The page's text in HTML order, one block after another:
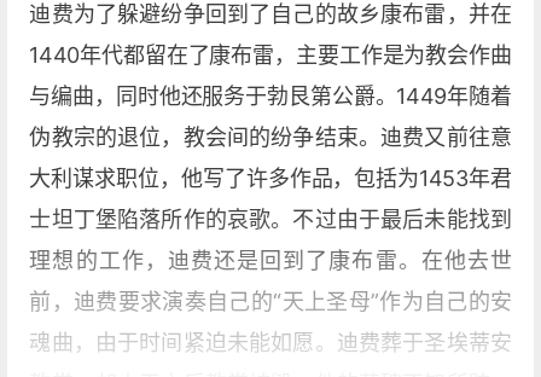
迪费为了躲避纷争回到了自己的故乡康布雷，并在
1440年代都留在了康布雷，主要工作是为教会作曲
与编曲，同时他还服务于勃艮第公爵。1449年随着
伪教宗的退位，教会间的纷争结束。迪费又前往意
大利谋求职位，他写了许多作品，包括为1453年君
士坦丁堡陷落所作的哀歌。不过由于最后未能找到
理想的工作，迪费还是回到了康布雷。在他去世
前，迪费要求演奏自己的“天上圣母”作为自己的安
魂曲，由于时间紧迫未能如愿。迪费葬于圣埃蒂安